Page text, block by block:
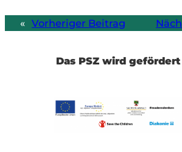
« Vorheriger Beitrag
Das PSZ wird